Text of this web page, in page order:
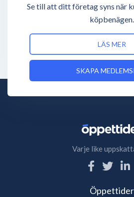
Se till att ditt företag syns när
köpbenägen.
LÄS MER
SKAPA
Varje like
Öppettider